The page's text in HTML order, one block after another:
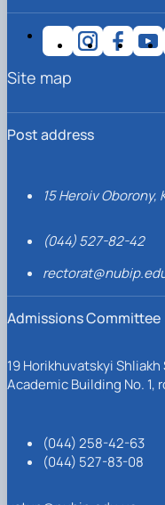
Post address
15 Heroiv Oborony,
(044) 527-82-42
Admissions Committee
19 Horikhuvatskyi Shliakh
Academic Building No. 1,
(044) 258-42-63
(044) 527-83-08
Site map